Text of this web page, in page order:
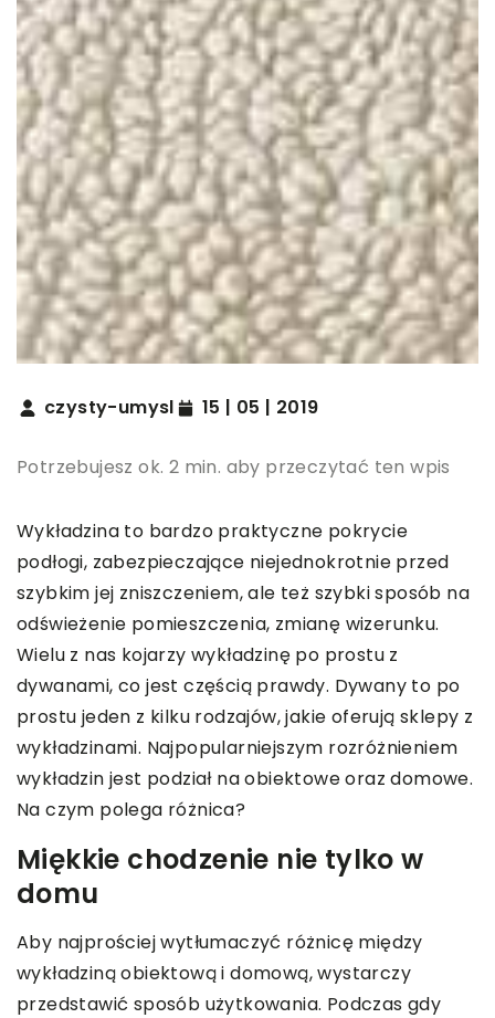
czysty-umysl 15 | 05 | 2019
Potrzebujesz ok. 2 min. aby przeczytać ten wpis
Wykładzina to bardzo praktyczne pokrycie
podłogi, zabezpieczające niejednokrotnie przed
szybkim jej zniszczeniem, ale też szybki sposób na
odświeżenie pomieszczenia, zmianę wizerunku.
Wielu z nas kojarzy wykładzinę po prostu z
dywanami, co jest częścią prawdy. Dywany to po
prostu jeden z kilku rodzajów, jakie oferują sklepy z
wykładzinami. Najpopularniejszym rozróżnieniem
wykładzin jest podział na obiektowe oraz domowe.
Na czym polega różnica?
Miękkie chodzenie nie tylko w
domu
Aby najprościej wytłumaczyć różnicę między
wykładziną obiektową i domową, wystarczy
przedstawić sposób użytkowania. Podczas gdy